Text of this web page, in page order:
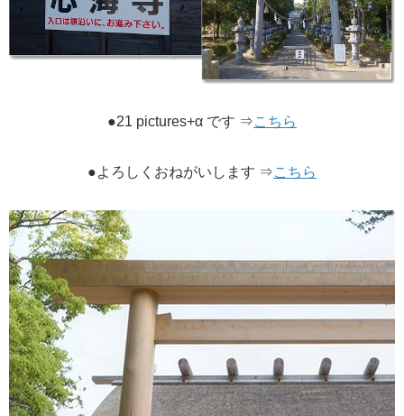
​●21 pictures+α です ⇒こちら
●よろしくおねがいします ⇒​こちら